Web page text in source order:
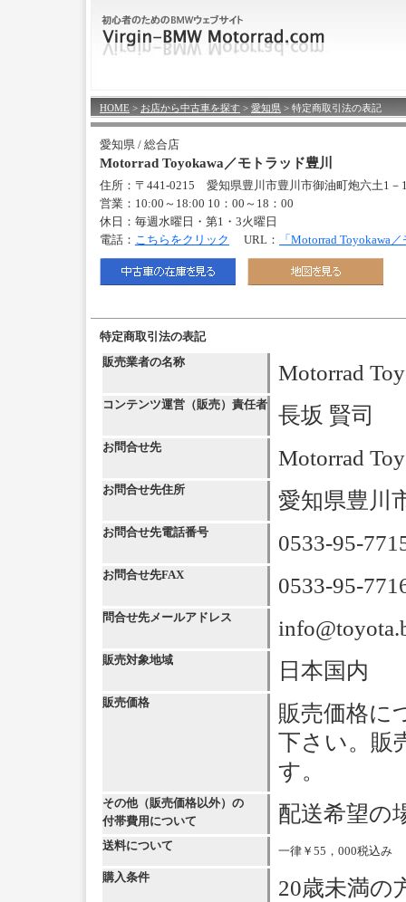
HOME > お店から中古車を探す > 愛知県 > 特定商取引法の表記
愛知県 / 総合店
Motorrad Toyokawa／モトラッド豊川
住所：〒441-0215 愛知県豊川市豊川市御油町炮六土1－
営業：10:00～18:00 10：00～18：00
休日：毎週水曜日・第1・3火曜日
電話： こちらをクリック URL： 「Motorrad Toyokawa
特定商取引法の表記
販売業者の名称
Motorrad
コンテンツ運営（販売）責任者 長坂 賢司
お問合せ先 Motorrad
お問合せ先住所 愛知県豊川
お問合せ先電話番号 0533-95-
お問合せ先FAX 0533-95-
問合せ先メールアドレス
販売対象地域 日本国内
販売価格
販売価格に
下さい。販
す。
その他（販売価格以外）の
付帯費用について
配送希望の
送料について
一律￥55，000税込み
購入条件
20歳未満の